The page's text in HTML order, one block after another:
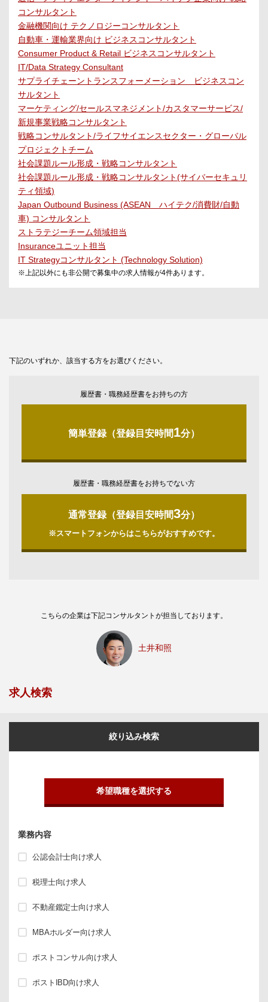
コンサルタント
金融機関向け テクノロジーコンサルタント
自動車・運輸業界向け ビジネスコンサルタント
Consumer Product & Retail ビジネスコンサルタント
IT/Data Strategy Consultant
サプライチェーントランスフォーメーション ビジネスコン
サルタント
マーケティング/セールスマネジメント/カスタマーサービス/
新規事業戦略コンサルタント
戦略コンサルタント/ライフサイエンスセクター・グローバル
プロジェクトチーム
社会課題ルール形成・戦略コンサルタント
社会課題ルール形成・戦略コンサルタント(サイバーセキュリ
ティ領域)
Japan Outbound Business (ASEAN ハイテク/消費財/自動
車) コンサルタント
ストラテジーチーム領域担当
Insuranceユニット担当
IT Strategyコンサルタント (Technology Solution)
※上記以外にも非公開で募集中の求人情報が4件あります。
下記のいずれか、該当する方をお選びください。
履歴書・職務経歴書をお持ちの方
簡単登録（登録目安時間1分）
履歴書・職務経歴書をお持ちでない方
通常登録（登録目安時間3分）
※スマートフォンからはこちらがおすすめです。
こちらの企業は下記コンサルタントが担当しております。
土井和照
求人検索
絞り込み検索
希望職種を選択する
業務内容
公認会計士向け求人
税理士向け求人
不動産鑑定士向け求人
MBAホルダー向け求人
ポストコンサル向け求人
ポストIBD向け求人